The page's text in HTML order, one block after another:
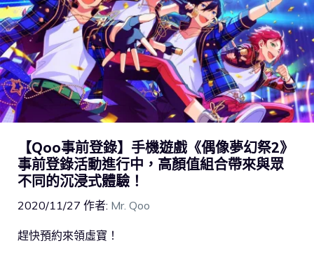
【Qoo事前登錄】手機遊戲《偶像夢幻祭2》
事前登錄活動進行中，高顏值組合帶來與眾
不同的沉浸式體驗！
2020/11/27 作者: Mr. Qoo
趕快預約來領虛寶！